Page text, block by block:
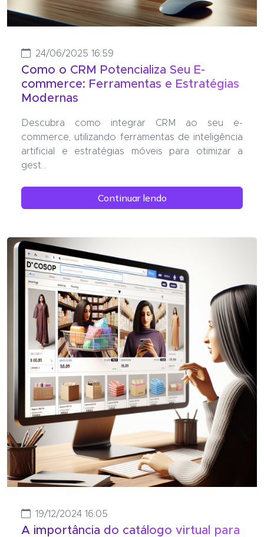
24/06/2025 16:59
Como o CRM Potencializa Seu E-
commerce: Ferramentas e Estratégias
Modernas
Descubra como integrar CRM ao seu e-
commerce, utilizando ferramentas de inteligência
artificial e estratégias móveis para otimizar a
gest...
Continuar lendo
19/12/2024 16:05
A importância do catálogo virtual para